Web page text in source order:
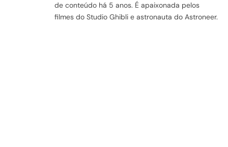
de conteúdo há 5 anos. É apaixonada pelos
filmes do Studio Ghibli e astronauta do Astroneer.